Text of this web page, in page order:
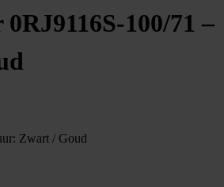
100/71 –
Zwart / Goud